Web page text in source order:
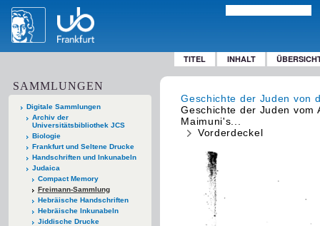
TITEL INHALT
SAMMLUNGEN
Digitale Sammlungen
Archiv der
Universitätsbibliothek JCS
Biologie
Frankfurt und Seltene Drucke
Handschriften und Inkunabeln
Judaica
Compact Memory
Freimann-Sammlung
Hebräische Handschriften
Hebräische Inkunabeln
Jiddische Drucke
Geschichte der Juden von
Geschichte der Juden vom
Maimuni's...
Vorderdeckel